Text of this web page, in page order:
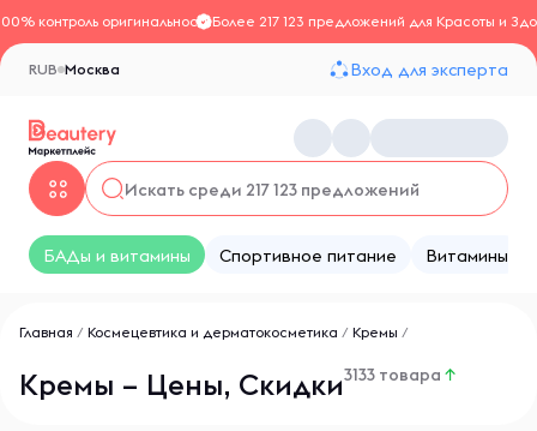
контроль оригинальностиБолее 217 123 предложений для Красоты и
Москва
RUB Вход для эксперта
БАДы и витамины Спортивное питание Витамины
Главная / Космецевтика и дерматокосметика / Кремы /
Кремы – Цены, Скидки3133 товара ↑